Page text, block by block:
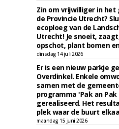
Zin om vrijwilliger in het
de Provincie Utrecht?
ecoploeg van de
Utrecht! Je snoeit,
opschot, plant bomen
dinsdag 14 juli 2026
Er is een nieuw parkje
Overdinkel. Enkele
samen met de
programma 'Pak an
gerealiseerd. Het
plek waar de buurt
maandag 15 juni 2026